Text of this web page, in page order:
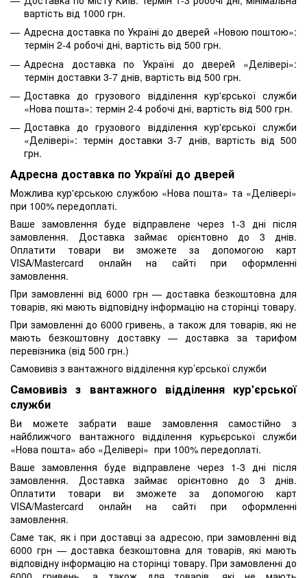
вартість від 1000 грн.
Адресна доставка по Україні до дверей «Новою поштою»:
термін 2-4 робочі дні, вартість від 500 грн.
Адресна доставка по Україні до дверей «Делівері»:
термін доставки 3-7 днів, вартість від 500 грн.
Доставка до грузового відділення кур'єрської служби
«Нова пошта»: термін 2-4 робочі дні, вартість від 500 грн.
Доставка до грузового відділення кур'єрської служби
«Делівері»: термін доставки 3-7 днів, вартість від 500
грн.
Адресна доставка по Україні до дверей
Можлива кур'єрською службою «Нова пошта» та «Делівері»
при 100% передоплаті.
Ваше замовлення буде відправлене через 1-3 дні після
замовлення. Доставка займає орієнтовно до 3 днів.
Оплатити товари ви зможете за допомогою карт
VISA/Mastercard онлайн на сайті при оформленні
замовлення.
При замовленні від 6000 грн — доставка безкоштовна для
товарів, які мають відповідну інформацію на сторінці товару.
При замовленні до 6000 гривень, а також для товарів, які не
мають безкоштовну доставку — доставка за тарифом
перевізника (від 500 грн.)
Самовивіз з вантажного відділення кур’єрської служби
Самовивіз з вантажного відділення кур'єрської
служби
Ви можете забрати ваше замовлення самостійно з
найближчого вантажного відділення курьєрської служби
«Нова пошта» або «Делівері» при 100% передоплаті.
Ваше замовлення буде відправлене через 1-3 дні після
замовлення. Доставка займає орієнтовно до 3 днів.
Оплатити товари ви зможете за допомогою карт
VISA/Mastercard онлайн на сайті при оформленні
замовлення.
Саме так, як і при доставці за адресою, при замовленні від
6000 грн — доставка безкоштовна для товарів, які мають
відповідну інформацію на сторінці товару. При замовленні до